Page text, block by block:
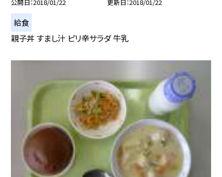
公開日 2018/01/22 更新日 2018/01/22
給食
親子丼 すまし汁 ピリ辛サラダ 牛乳